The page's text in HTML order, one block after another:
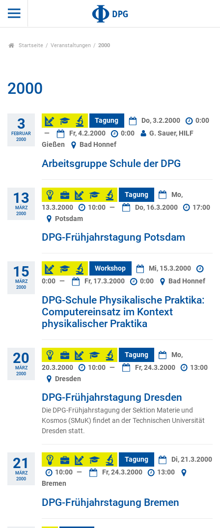
Startseite Veranstaltungen 2000
2000
3
FEBRUAR
2000
Tagung Do, 3.2.2000
0:00
—
Fr, 4.2.2000 0:00
G. Sauer, HILF
Gießen
Bad Honnef
Arbeitsgruppe Schule der DPG
13
MÄRZ
2000
Tagung
Mo,
13.3.2000
10:00 — Do, 16.3.2000
17:00
Potsdam
DPG-Frühjahrstagung Potsdam
15
MÄRZ
2000
Workshop
Mi, 15.3.2000
0:00 — Fr, 17.3.2000 0:00 Bad Honnef
DPG-Schule Physikalische Praktika:
Computereinsatz im Kontext
physikalischer Praktika
20
MÄRZ
2000
Tagung
Mo,
20.3.2000
10:00 — Fr, 24.3.2000
13:00
Dresden
DPG-Frühjahrstagung Dresden
Die DPG-Frühjahrstagung der Sektion Materie und
Kosmos (SMuK) findet an der Technischen Universität
Dresden statt.
21
MÄRZ
2000
Tagung
Di, 21.3.2000
10:00 — Fr, 24.3.2000
13:00
Bremen
DPG-Frühjahrstagung Bremen